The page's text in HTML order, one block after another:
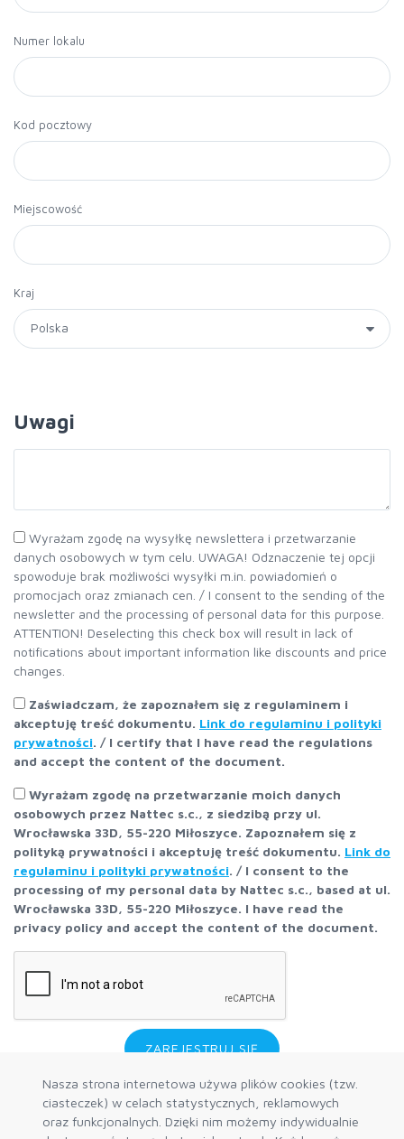
Nasza strona internetowa używa plików cookies (tzw.
ciasteczek) w celach statystycznych, reklamowych
oraz funkcjonalnych. Dzięki nim możemy indywidualnie
Numer lokalu
Kod pocztowy
Miejscowość
Kraj
Uwagi
Wyrażam zgodę na wysyłkę newslettera i przetwarzanie
danych osobowych w tym celu. UWAGA! Odznaczenie tej opcji
spowoduje brak możliwości wysyłki m.in. powiadomień o
promocjach oraz zmianach cen. / I consent to the sending of the
newsletter and the processing of personal data for this purpose.
ATTENTION! Deselecting this check box will result in lack of
notifications about important information like discounts and price
changes.
Zaświadczam, że zapoznałem się z regulaminem i
akceptuję treść dokumentu. Link do regulaminu i polityki
prywatności. / I certify that I have read the regulations
and accept the content of the document.
Wyrażam zgodę na przetwarzanie moich danych
osobowych przez Nattec s.c., z siedzibą przy ul.
Wrocławska 33D, 55-220 Miłoszyce. Zapoznałem się z
polityką prywatności i akceptuję treść dokumentu. Link do
regulaminu i polityki prywatności. / I consent to the
processing of my personal data by Nattec s.c., based at ul.
Wrocławska 33D, 55-220 Miłoszyce. I have read the
privacy policy and accept the content of the document.
ZAREJESTRUJ SIĘ